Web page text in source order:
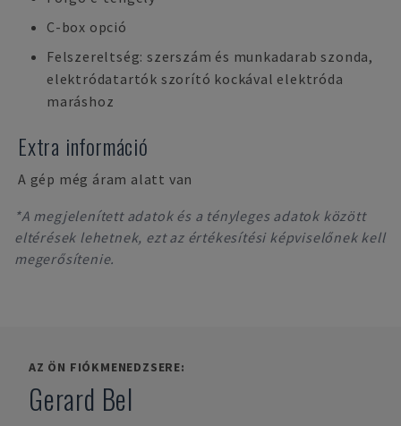
C-box opció
Felszereltség: szerszám és munkadarab szonda,
elektródatartók szorító kockával elektróda
maráshoz
Extra információ
A gép még áram alatt van
*A megjelenített adatok és a tényleges adatok között
eltérések lehetnek, ezt az értékesítési képviselőnek kell
megerősítenie.
AZ ÖN FIÓKMENEDZSERE:
Gerard Bel